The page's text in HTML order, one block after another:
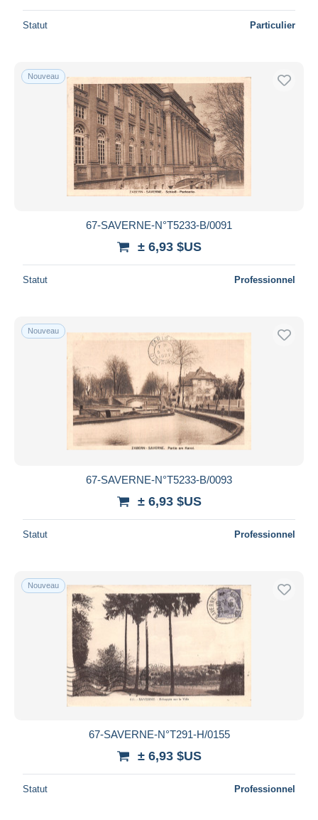
Statut Particulier
Nouveau
67-SAVERNE-N°T5233-B/0091
± 6,93 $US
Statut Professionnel
Nouveau
67-SAVERNE-N°T5233-B/0093
± 6,93 $US
Statut Professionnel
Nouveau
67-SAVERNE-N°T291-H/0155
± 6,93 $US
Statut Professionnel